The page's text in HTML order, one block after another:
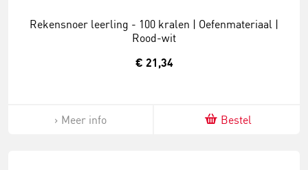
Rekensnoer leerling - 100 kralen | Oefenmateriaal |
Rood-wit
€ 21,34
Meer info Bestel